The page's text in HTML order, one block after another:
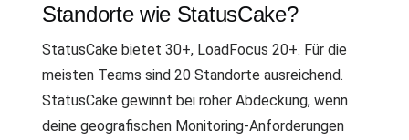
Standorte wie StatusCake?
StatusCake bietet 30+, LoadFocus 20+. Für die
meisten Teams sind 20 Standorte ausreichend.
StatusCake gewinnt bei roher Abdeckung, wenn
deine geografischen Monitoring-Anforderungen